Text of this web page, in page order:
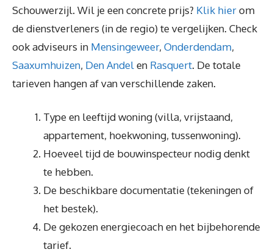
Schouwerzijl. Wil je een concrete prijs? Klik hierom
de dienstverleners (in de regio) te vergelijken. Check
ook adviseurs in Mensingeweer, Onderdendam,
Saaxumhuizen, Den Andelen Rasquert. De totale
tarieven hangen af van verschillende zaken.
Type en leeftijd woning (villa, vrijstaand,
appartement, hoekwoning, tussenwoning).
Hoeveel tijd de bouwinspecteur nodig denkt
te hebben.
De beschikbare documentatie (tekeningen of
het bestek).
De gekozen energiecoach en het bijbehorende
tarief.